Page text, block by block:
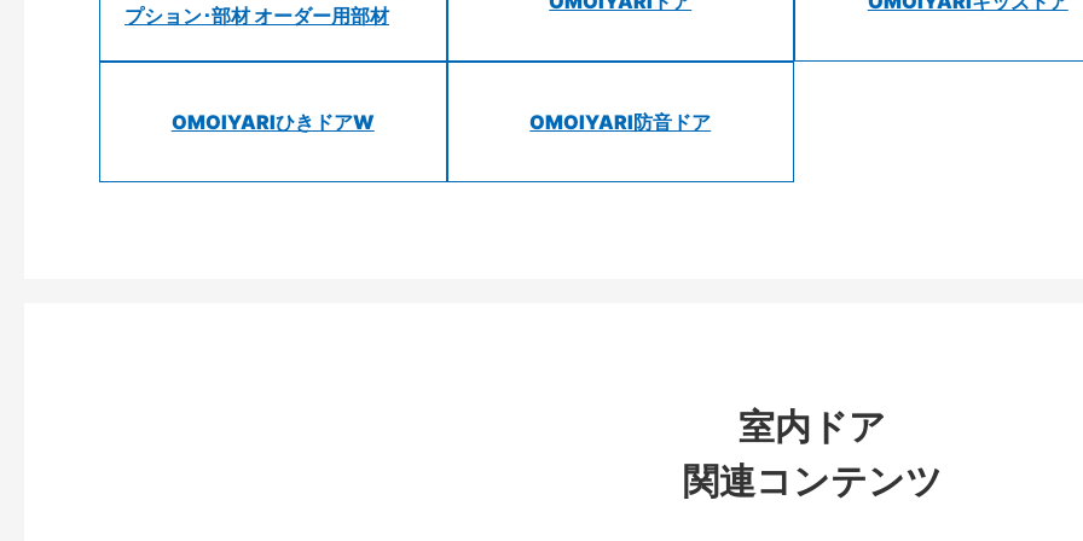
プション･部材 オーダー用部材
OMOIYARIひきドアW OMOIYARI防音ドア
室内ドア
関連コンテンツ